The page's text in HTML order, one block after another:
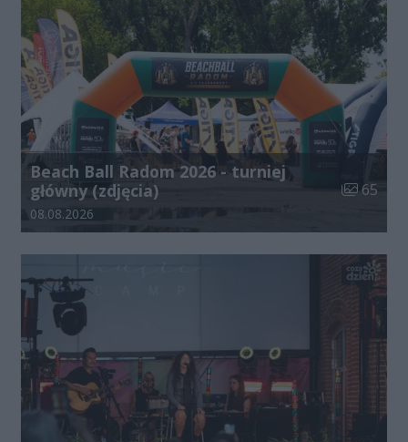
Beach Ball Radom 2026 - turniej
główny (zdjęcia)
Liczba
65
Data dodania galerii:
08.08.2026